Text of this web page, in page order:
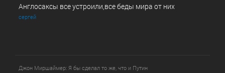
Англосаксы все устроили,все беды мира от них
сергей
Джон Миршаймер: Я бы сделал то же, что и Путин